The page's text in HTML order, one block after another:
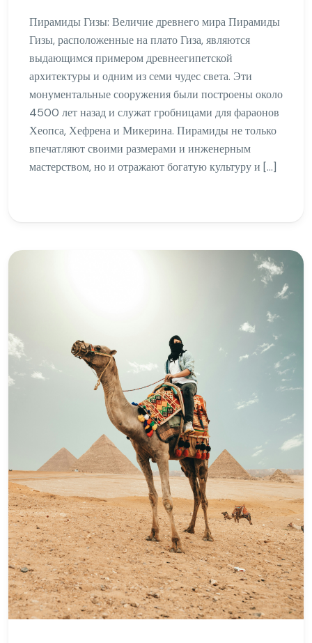
Пирамиды Гизы: Величие древнего мира Пирамиды
Гизы, расположенные на плато Гиза, являются
выдающимся примером древнеегипетской
архитектуры и одним из семи чудес света. Эти
монументальные сооружения были построены около
4500 лет назад и служат гробницами для фараонов
Хеопса, Хефрена и Микерина. Пирамиды не только
впечатляют своими размерами и инженерным
мастерством, но и отражают богатую культуру и […]